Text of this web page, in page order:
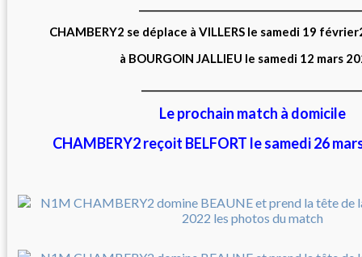
CHAMBERY2 se déplace à VILLERS le samedi 19
à BOURGOIN JALLIEU le samedi 12 mars
Le prochain match à domicile
CHAMBERY2 reçoit BELFORT le samedi 26